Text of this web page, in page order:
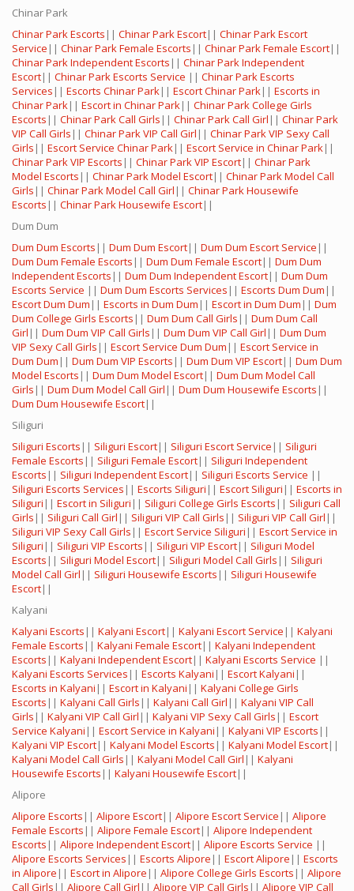
Chinar Park
Chinar Park Escorts || Chinar Park Escort|| Chinar Park Escort
Service || Chinar Park Female Escorts || Chinar Park Female Escort||
Chinar Park Independent Escorts || Chinar Park Independent
Escort|| Chinar Park Escorts Service || Chinar Park Escorts
Services || Escorts Chinar Park|| Escort Chinar Park|| Escorts in
Chinar Park|| Escort in Chinar Park|| Chinar Park College Girls
Escorts || Chinar Park Call Girls || Chinar Park Call Girl || Chinar Park
VIP Call Girls || Chinar Park VIP Call Girl || Chinar Park VIP Sexy Call
Girls || Escort Service Chinar Park|| Escort Service in Chinar Park||
Chinar Park VIP Escorts || Chinar Park VIP Escort|| Chinar Park
Model Escorts || Chinar Park Model Escort|| Chinar Park Model Call
Girls || Chinar Park Model Call Girl || Chinar Park Housewife
Escorts || Chinar Park Housewife Escort||
Dum Dum
Dum Dum Escorts || Dum Dum Escort|| Dum Dum Escort Service ||
Dum Dum Female Escorts || Dum Dum Female Escort|| Dum Dum
Independent Escorts || Dum Dum Independent Escort|| Dum Dum
Escorts Service || Dum Dum Escorts Services || Escorts Dum Dum ||
Escort Dum Dum || Escorts in Dum Dum || Escort in Dum Dum || Dum
Dum College Girls Escorts || Dum Dum Call Girls || Dum Dum Call
Girl || Dum Dum VIP Call Girls || Dum Dum VIP Call Girl || Dum Dum
VIP Sexy Call Girls || Escort Service Dum Dum || Escort Service in
Dum Dum || Dum Dum VIP Escorts || Dum Dum VIP Escort|| Dum Dum
Model Escorts || Dum Dum Model Escort|| Dum Dum Model Call
Girls || Dum Dum Model Call Girl || Dum Dum Housewife Escorts ||
Dum Dum Housewife Escort||
Siliguri
Siliguri Escorts || Siliguri Escort|| Siliguri Escort Service || Siliguri
Female Escorts || Siliguri Female Escort|| Siliguri Independent
Escorts || Siliguri Independent Escort|| Siliguri Escorts Service ||
Siliguri Escorts Services || Escorts Siliguri || Escort Siliguri || Escorts in
Siliguri || Escort in Siliguri || Siliguri College Girls Escorts || Siliguri Call
Girls || Siliguri Call Girl || Siliguri VIP Call Girls || Siliguri VIP Call Girl ||
Siliguri VIP Sexy Call Girls || Escort Service Siliguri || Escort Service in
Siliguri || Siliguri VIP Escorts || Siliguri VIP Escort|| Siliguri Model
Escorts || Siliguri Model Escort|| Siliguri Model Call Girls || Siliguri
Model Call Girl || Siliguri Housewife Escorts || Siliguri Housewife
Escort||
Kalyani
Kalyani Escorts || Kalyani Escort|| Kalyani Escort Service || Kalyani
Female Escorts || Kalyani Female Escort|| Kalyani Independent
Escorts || Kalyani Independent Escort|| Kalyani Escorts Service ||
Kalyani Escorts Services || Escorts Kalyani || Escort Kalyani ||
Escorts in Kalyani || Escort in Kalyani || Kalyani College Girls
Escorts || Kalyani Call Girls || Kalyani Call Girl || Kalyani VIP Call
Girls || Kalyani VIP Call Girl || Kalyani VIP Sexy Call Girls || Escort
Service Kalyani || Escort Service in Kalyani || Kalyani VIP Escorts ||
Kalyani VIP Escort|| Kalyani Model Escorts || Kalyani Model Escort||
Kalyani Model Call Girls || Kalyani Model Call Girl || Kalyani
Housewife Escorts || Kalyani Housewife Escort||
Alipore
Alipore Escorts || Alipore Escort|| Alipore Escort Service || Alipore
Female Escorts || Alipore Female Escort|| Alipore Independent
Escorts || Alipore Independent Escort|| Alipore Escorts Service ||
Alipore Escorts Services || Escorts Alipore || Escort Alipore || Escorts
in Alipore || Escort in Alipore || Alipore College Girls Escorts || Alipore
Call Girls || Alipore Call Girl || Alipore VIP Call Girls || Alipore VIP Call